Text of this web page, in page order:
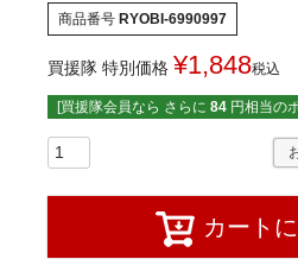
商品番号 RYOBI-6990997
買援隊 特別価格 ¥1,848税込
[買援隊会員なら さらに 84 円相当の
カート